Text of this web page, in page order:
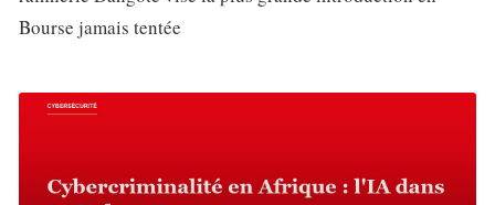
Bourse jamais tentée